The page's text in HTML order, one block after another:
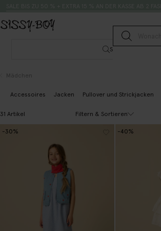
Suche senden
Suche
Mädchen
Accessoires Jacken Pullover und Strickjacken
31 Artikel Filtern & Sortieren
-30% -40%